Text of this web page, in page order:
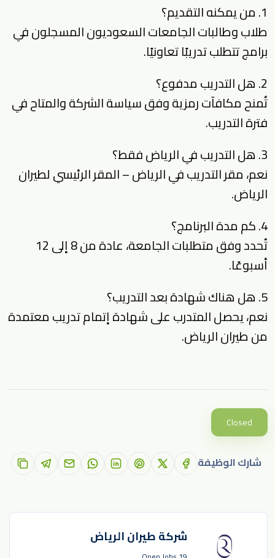
1. من يمكنه التقديم؟
طلاب وطالبات الجامعات السعوديون المسجلون في
برامج تتطلب تدريبًا تعاونيًا.
2. هل التدريب مدفوع؟
تُمنح مكافآت رمزية وفق سياسة الشركة والمتاح في
فترة التدريب.
3. هل التدريب في الرياض فقط؟
نعم، مقر التدريب في الرياض – المقر الرئيسي لطيران
الرياض.
4. كم مدة البرنامج؟
تُحدد وفق متطلبات الجامعة، عادة من 8 إلى 12
أسبوعًا.
5. هل هناك شهادة بعد التدريب؟
نعم، يحصل المتدرب على شهادة إتمام تدريب معتمدة
من طيران الرياض.
Closed
شارك الوظيفة
شركة طيران الرياض